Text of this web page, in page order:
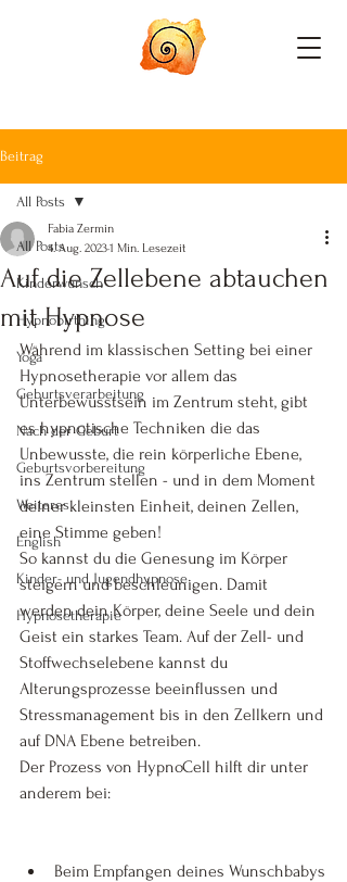
Beitrag
All Posts
Kinderwunsch
Hypnobirthing
Yoga
Geburtsverarbeitung
Nach der Geburt
Geburtsvorbereitung
Weiteres
English
Kinder- und Jugendhypnose
Hypnosetherapie
All Posts
Auf die Zellebene abtauchen
mit Hypnose
Fabia Zermin
4. Aug. 20231 Min. Lesezeit
Während im klassischen Setting bei einer
Hypnosetherapie vor allem das
Unterbewusstsein im Zentrum steht, gibt
es hypnotische Techniken die das
Unbewusste, die rein körperliche Ebene,
ins Zentrum stellen - und in dem Moment
deiner kleinsten Einheit, deinen Zellen,
eine Stimme geben!
So kannst du die Genesung im Körper
steigern und beschleunigen. Damit
werden dein Körper, deine Seele und dein
Geist ein starkes Team. Auf der Zell- und
Stoffwechselebene kannst du
Alterungsprozesse beeinflussen und
Stressmanagement bis in den Zellkern und
auf DNA Ebene betreiben.
Der Prozess von HypnoCell hilft dir unter
anderem bei:
Beim Empfangen deines Wunschbabys